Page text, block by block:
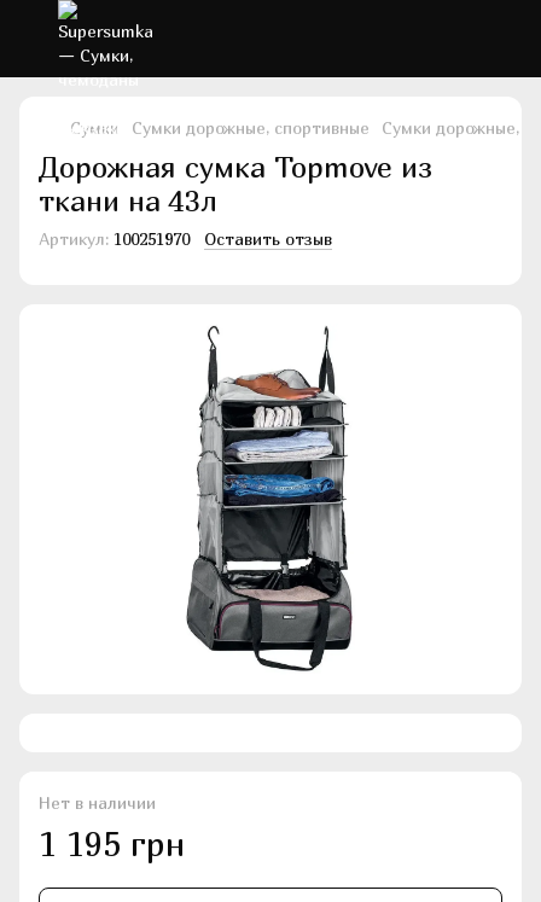
Сумки Сумки дорожные, спортивные Сумки дорожные,
Дорожная сумка Topmove из
ткани на 43л
Артикул: 100251970 Оставить отзыв
Нет в наличии
1 195 грн